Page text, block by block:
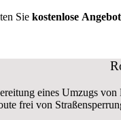
Sie kostenlose
eines Umzugs von
frei von